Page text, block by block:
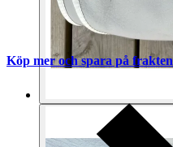
Köp mer och spara på frakten